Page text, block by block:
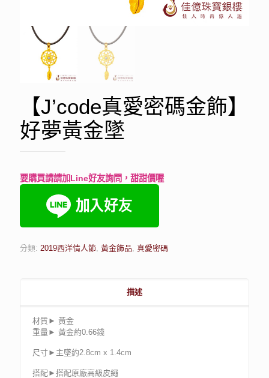
【J’code真愛密碼金飾】
好夢黃金墜
要購買請請加Line好友詢問，甜甜價喔
分類: 2019西洋情人節, 黃金飾品, 真愛密碼
描述
材質► 黃金
重量► 黃金約0.66錢
尺寸►主墜約2.8cm x 1.4cm
搭配►搭配原廠高級皮繩